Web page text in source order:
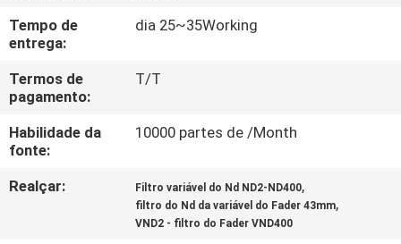
CONTACTE-
NOS
PEÇA
UMAS
CITAÇÕES
Tempo de
entrega:
dia 25~35Working
Termos de
pagamento:
T/T
Habilidade da
fonte:
10000 partes de /Month
Realçar: Filtro variável do Nd ND2-ND400,
filtro do Nd da variável do Fader 43mm,
VND2 - filtro do Fader VND400